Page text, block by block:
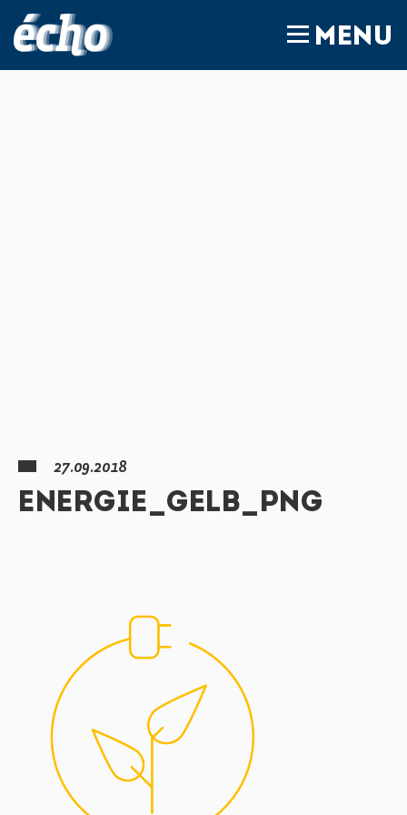
MENU
27.09.2018
ENERGIE_GELB_PNG